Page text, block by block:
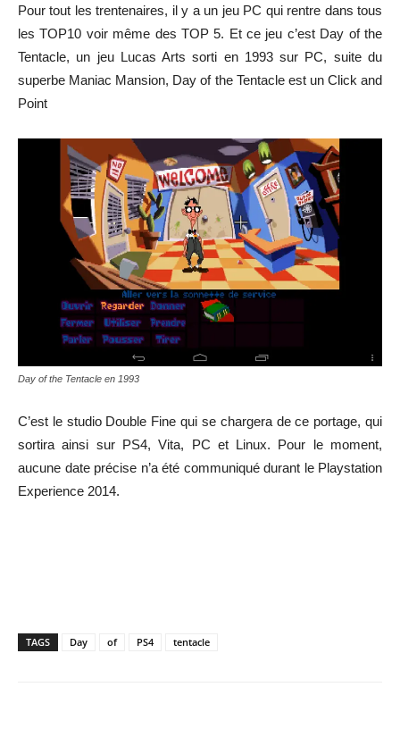
Pour tout les trentenaires, il y a un jeu PC qui rentre dans tous
les TOP10 voir même des TOP 5. Et ce jeu c’est Day of the
Tentacle, un jeu Lucas Arts sorti en 1993 sur PC, suite du
superbe Maniac Mansion, Day of the Tentacle est un Click and
Point
Day of the Tentacle en 1993
C’est le studio Double Fine qui se chargera de ce portage, qui
sortira ainsi sur PS4, Vita, PC et Linux. Pour le moment,
aucune date précise n’a été communiqué durant le Playstation
Experience 2014.
TAGS Day of PS4 tentacle